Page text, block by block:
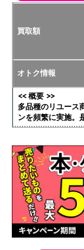
買取額
オトク情報
<< 概要 >>
多品種のリユース
ンを頻繁に実施。